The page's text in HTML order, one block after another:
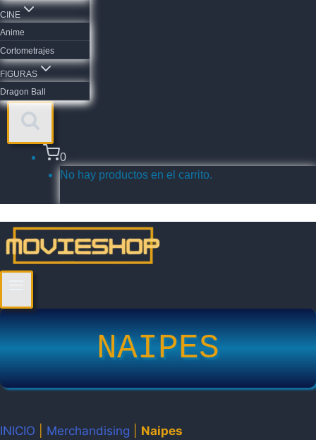
CINE
Anime
Cortometrajes
FIGURAS
Dragon Ball
0
No hay productos en el carrito.
NAIPES
INICIO Merchandising Naipes